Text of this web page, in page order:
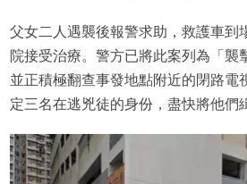
父女二人遇襲後報警求助，救護車到
院接受治療。警方已將此案列為「襲
並正積極翻查事發地點附近的閉路電
定三名在逃兇徒的身份，盡快將他們